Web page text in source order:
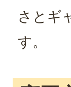
さとギ
す。